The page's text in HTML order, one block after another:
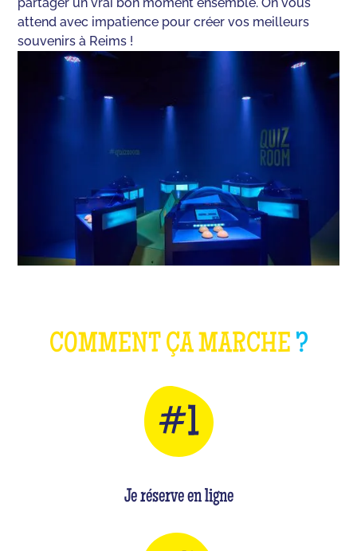
partager un vrai bon moment ensemble. On vous
attend avec impatience pour créer vos meilleurs
souvenirs à Reims !
COMMENT ÇA MARCHE ?
Je réserve en ligne